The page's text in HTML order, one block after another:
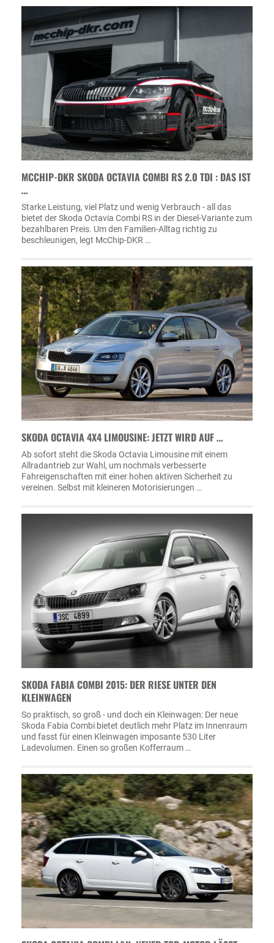
MCCHIP-DKR SKODA OCTAVIA COMBI RS 2.0 TDI : DAS IST
…
Starke Leistung, viel Platz und wenig Verbrauch - all das
bietet der Skoda Octavia Combi RS in der Diesel-Variante zum
bezahlbaren Preis. Um den Familien-Alltag richtig zu
beschleunigen, legt McChip-DKR …
SKODA OCTAVIA 4X4 LIMOUSINE: JETZT WIRD AUF …
Ab sofort steht die Skoda Octavia Limousine mit einem
Allradantrieb zur Wahl, um nochmals verbesserte
Fahreigenschaften mit einer hohen aktiven Sicherheit zu
vereinen. Selbst mit kleineren Motorisierungen …
SKODA FABIA COMBI 2015: DER RIESE UNTER DEN
KLEINWAGEN
So praktisch, so groß - und doch ein Kleinwagen: Der neue
Skoda Fabia Combi bietet deutlich mehr Platz im Innenraum
und fasst für einen Kleinwagen imposante 530 Liter
Ladevolumen. Einen so großen Kofferraum …